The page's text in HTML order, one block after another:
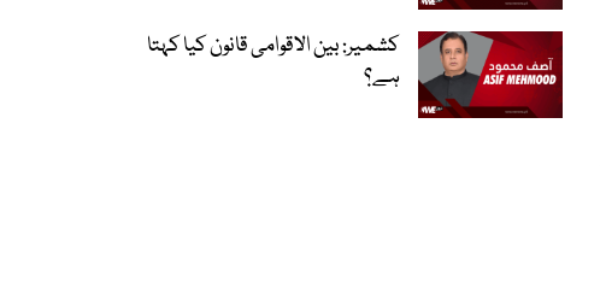
کشمیر: بین الاقوامی قانون کیا کہتا
ہے؟